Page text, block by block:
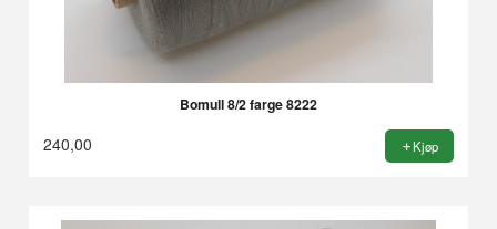
Bomull 8/2 farge 8222
240,00 Kjøp